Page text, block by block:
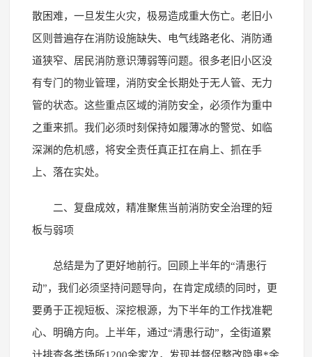
散困难，一旦发生火灾，极易造成重大伤亡。老旧小
区则普遍存在消防设施缺失、电气线路老化、消防通
道狭窄、居民消防意识薄弱等问题。很多老旧小区没
有专门的物业管理，消防安全长期处于无人管、无力
管的状态。这些重点区域的消防安全，必须作为重中
之重来抓。我们必须时刻保持如履薄冰的警觉、如临
深渊的危机感，将安全责任真正扛在肩上、抓在手
上、落在实处。
二、复盘成效，精准聚焦当前消防安全治理的短
板与弱项
总结是为了更好地前行。回顾上半年的“清患行
动”，我们必须坚持问题导向，在肯定成绩的同时，更
要勇于正视短板、深挖根源，为下半年的工作找准靶
心、明确方向。上半年，通过“清患行动”，全街道累